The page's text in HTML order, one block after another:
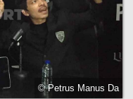
© Petrus Manus Da